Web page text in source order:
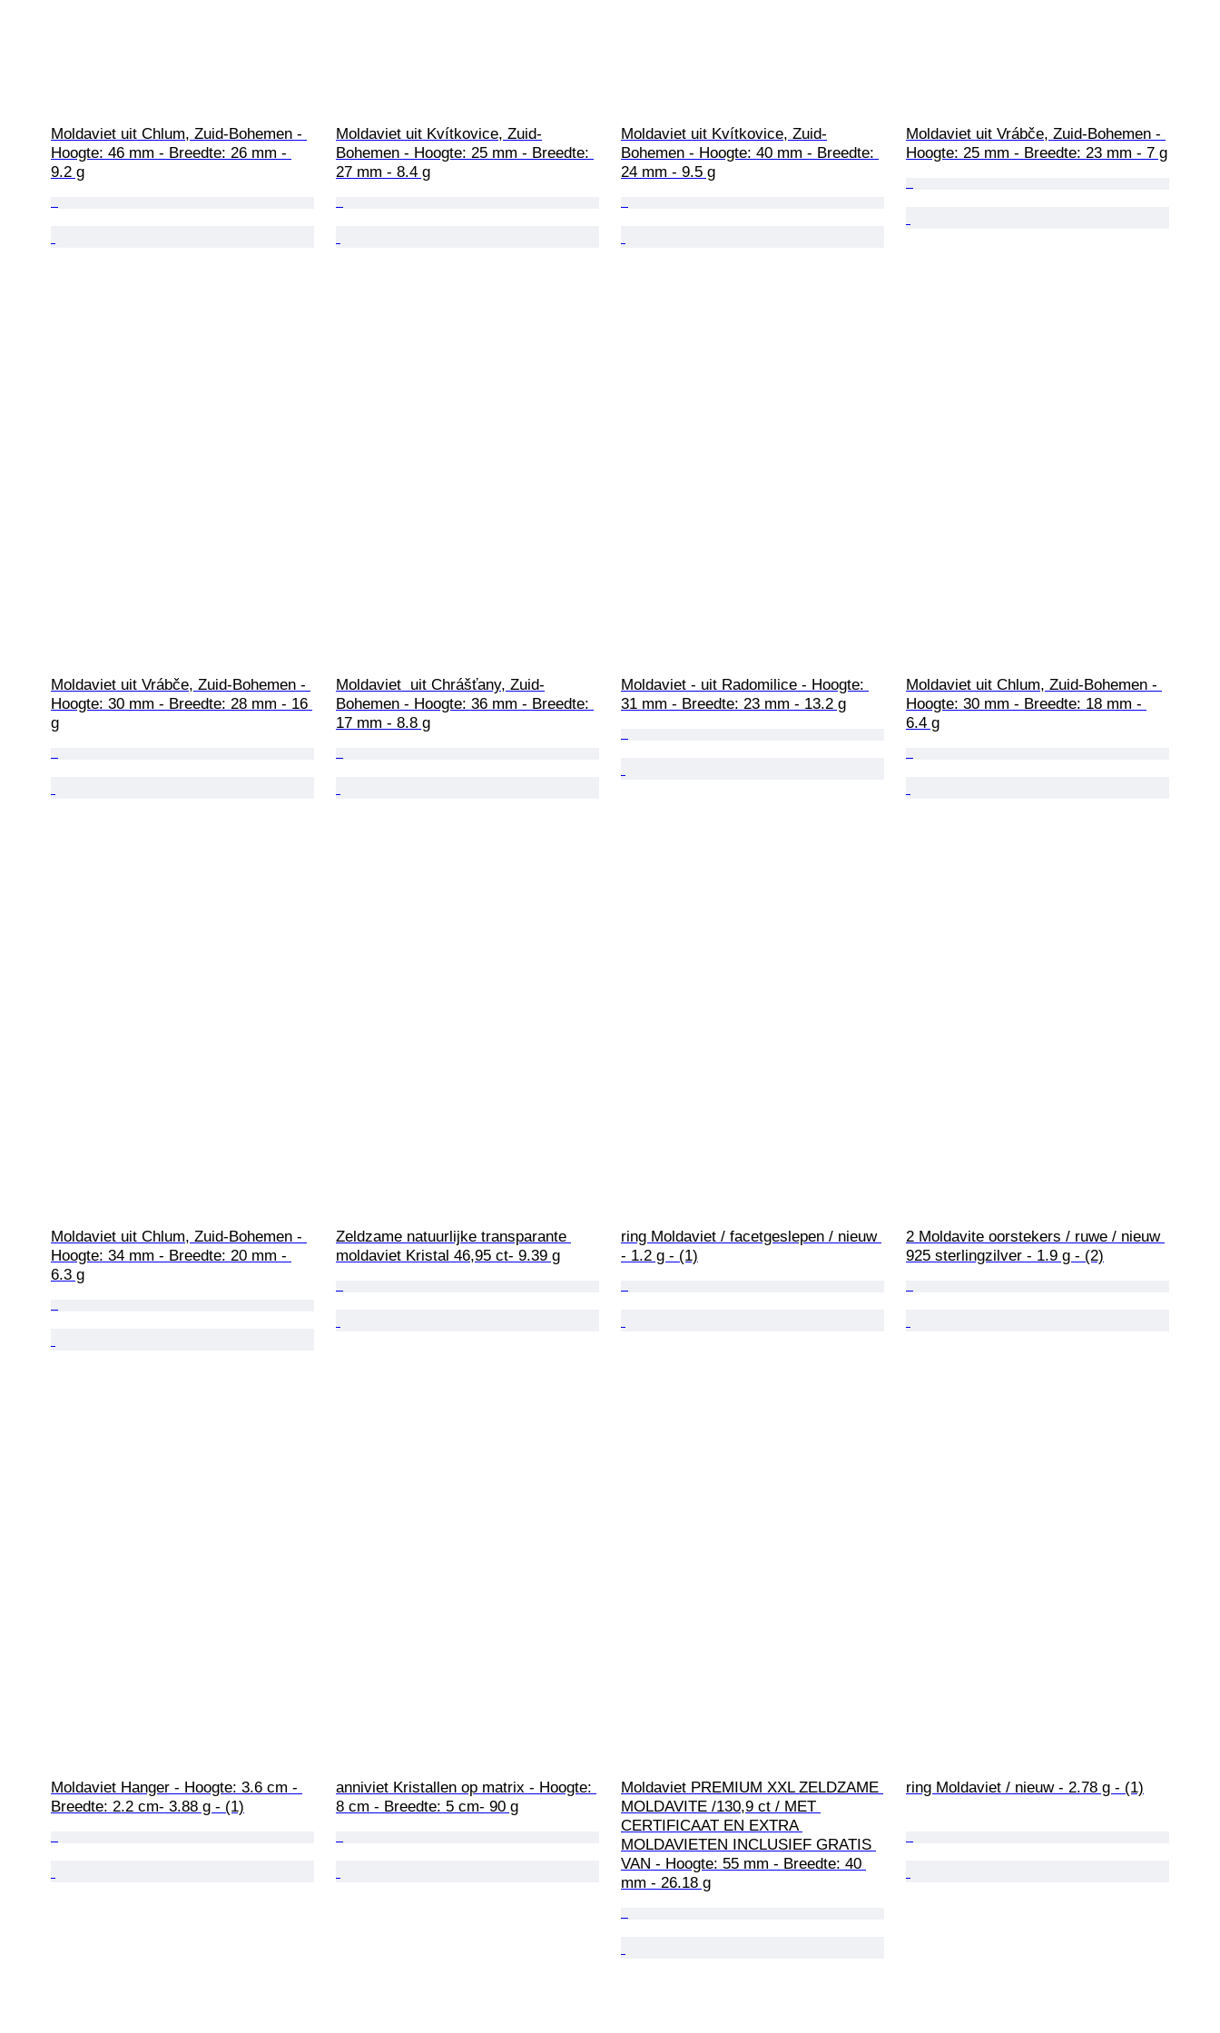
Moldaviet uit Chlum, Zuid-Bohemen -
Hoogte: 46 mm - Breedte: 26 mm -
9.2 g
Moldaviet uit Kvítkovice, Zuid-
Bohemen - Hoogte: 25 mm - Breedte:
27 mm - 8.4 g
Moldaviet uit Kvítkovice, Zuid-
Bohemen - Hoogte: 40 mm - Breedte:
24 mm - 9.5 g
Moldaviet uit Vrábče, Zuid-Bohemen -
Hoogte: 25 mm - Breedte: 23 mm - 7 g
Moldaviet uit Vrábče, Zuid-Bohemen -
Hoogte: 30 mm - Breedte: 28 mm - 16
g
Moldaviet  uit Chrášťany, Zuid-
Bohemen - Hoogte: 36 mm - Breedte:
17 mm - 8.8 g
Moldaviet - uit Radomilice - Hoogte:
31 mm - Breedte: 23 mm - 13.2 g
Moldaviet uit Chlum, Zuid-Bohemen -
Hoogte: 30 mm - Breedte: 18 mm -
6.4 g
Moldaviet uit Chlum, Zuid-Bohemen -
Hoogte: 34 mm - Breedte: 20 mm -
6.3 g
Zeldzame natuurlijke transparante
moldaviet Kristal 46,95 ct- 9.39 g
ring Moldaviet / facetgeslepen / nieuw
- 1.2 g - (1)
2 Moldavite oorstekers / ruwe / nieuw
925 sterlingzilver - 1.9 g - (2)
Moldaviet Hanger - Hoogte: 3.6 cm -
Breedte: 2.2 cm- 3.88 g - (1)
anniviet Kristallen op matrix - Hoogte:
8 cm - Breedte: 5 cm- 90 g
Moldaviet PREMIUM XXL ZELDZAME
MOLDAVITE /130,9 ct / MET
CERTIFICAAT EN EXTRA
MOLDAVIETEN INCLUSIEF GRATIS
VAN - Hoogte: 55 mm - Breedte: 40
mm - 26.18 g
ring Moldaviet / nieuw - 2.78 g - (1)